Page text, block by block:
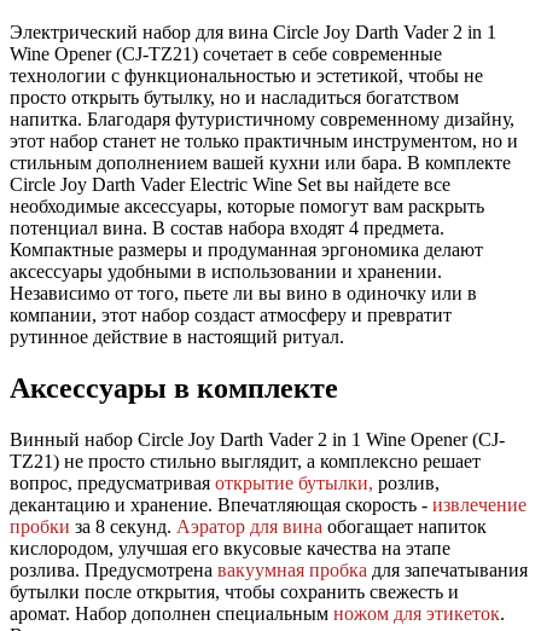
Электрический набор для вина Circle Joy Darth Vader 2 in 1
Wine Opener (CJ-TZ21) сочетает в себе современные
технологии с функциональностью и эстетикой, чтобы не
просто открыть бутылку, но и насладиться богатством
напитка. Благодаря футуристичному современному дизайну,
этот набор станет не только практичным инструментом, но и
стильным дополнением вашей кухни или бара. В комплекте
Circle Joy Darth Vader Electric Wine Set вы найдете все
необходимые аксессуары, которые помогут вам раскрыть
потенциал вина. В состав набора входят 4 предмета.
Компактные размеры и продуманная эргономика делают
аксессуары удобными в использовании и хранении.
Независимо от того, пьете ли вы вино в одиночку или в
компании, этот набор создаст атмосферу и превратит
рутинное действие в настоящий ритуал.
Аксессуары в комплекте
Винный набор Circle Joy Darth Vader 2 in 1 Wine Opener (CJ-
TZ21) не просто стильно выглядит, а комплексно решает
вопрос, предусматривая открытие бутылки, розлив,
декантацию и хранение. Впечатляющая скорость - извлечение
пробки за 8 секунд. Аэратор для вина обогащает напиток
кислородом, улучшая его вкусовые качества на этапе
розлива. Предусмотрена вакуумная пробка для запечатывания
бутылки после открытия, чтобы сохранить свежесть и
аромат. Набор дополнен специальным ножом для этикеток.